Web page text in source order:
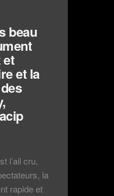
beau
et la
l’ail cru,
la
rapide et